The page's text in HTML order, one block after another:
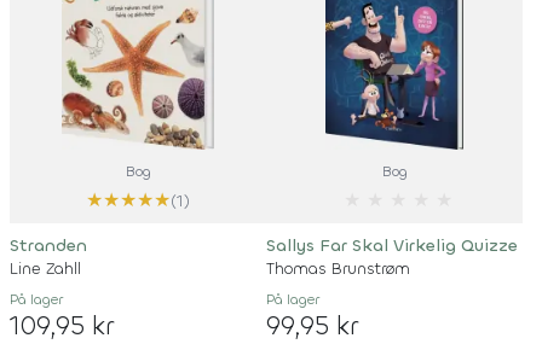
Bog
★★★★★(1)
Stranden
Line Zahll
På lager
109,95 kr
Bog
Sallys Far Skal Virkelig Quizze
Thomas Brunstrøm
På lager
99,95 kr